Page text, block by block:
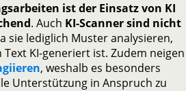
ist der Einsatz von KI
. Auch KI-Scanner sind nicht
sie lediglich Muster analysieren,
KI-generiert ist. Zudem neigen
, weshalb es besonders
Unterstützung in Anspruch zu